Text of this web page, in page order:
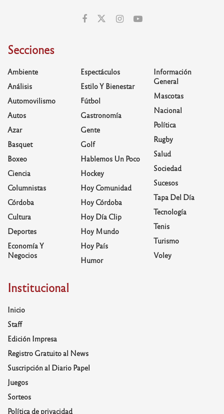
Secciones
Ambiente
Análisis
Automovilismo
Autos
Azar
Basquet
Boxeo
Ciencia
Columnistas
Córdoba
Cultura
Deportes
Economía Y
Negocios
Espectáculos
Estilo Y Bienestar
Fútbol
Gastronomía
Gente
Golf
Hablemos Un Poco
Hockey
Hoy Comunidad
Hoy Córdoba
Hoy Día Clip
Hoy Mundo
Hoy País
Humor
Información
General
Mascotas
Nacional
Política
Rugby
Salud
Sociedad
Sucesos
Tapa Del Día
Tecnología
Tenis
Turismo
Voley
Institucional
Inicio
Staff
Edición Impresa
Registro Gratuito al News
Suscripción al Diario Papel
Juegos
Sorteos
Política de privacidad